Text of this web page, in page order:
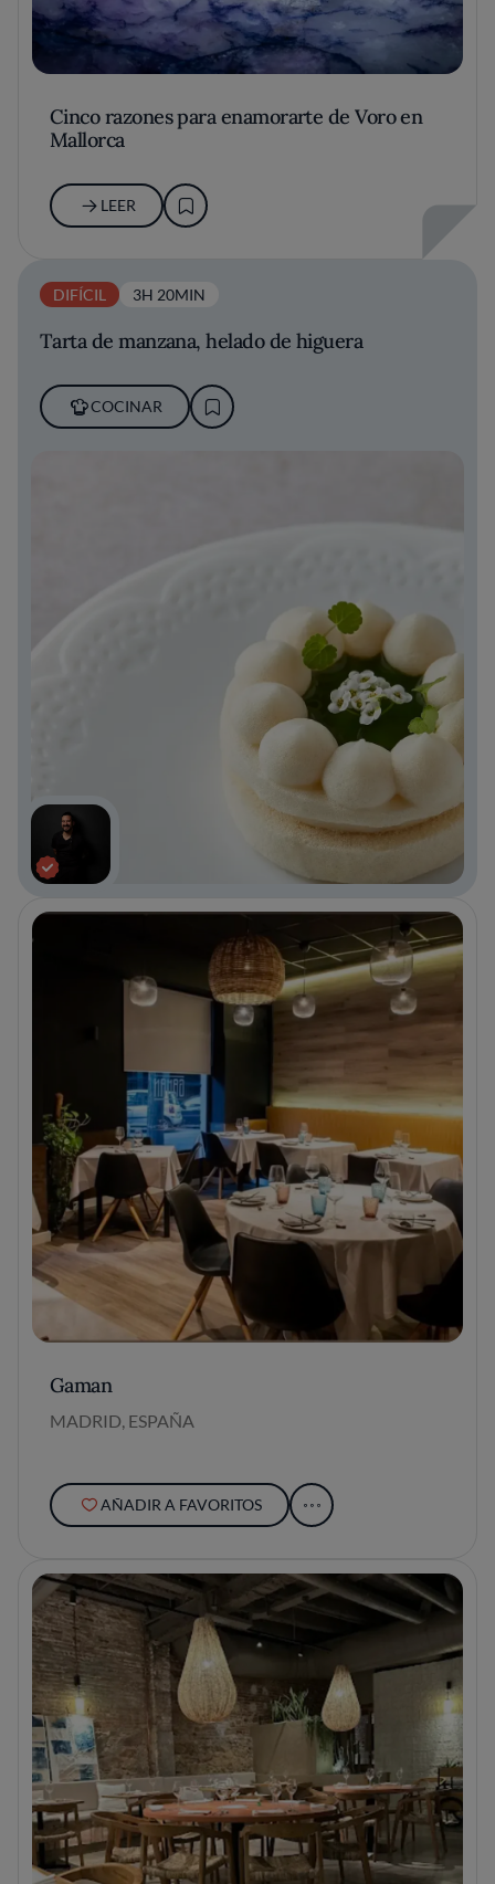
Cinco razones para enamorarte de Voro en
Mallorca
LEER
DIFÍCIL 3H 20MIN
Tarta de manzana, helado de higuera
COCINAR
Gaman
MADRID, ESPAÑA
AÑADIR A FAVORITOS